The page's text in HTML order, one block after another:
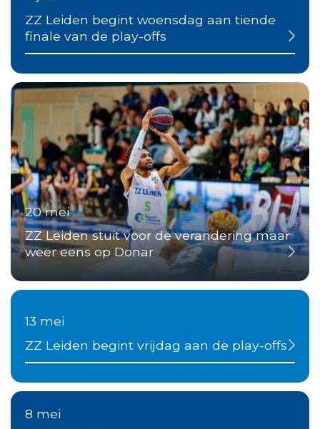
ZZ Leiden begint woensdag aan tiende
finale van de play-offs
20 mei
ZZ Leiden stuit voor de verandering maar
weer eens op Donar
13 mei
ZZ Leiden begint vrijdag aan de play-offs
8 mei